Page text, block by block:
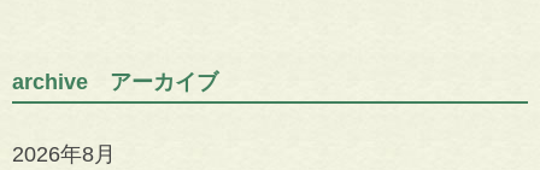
archive アーカイブ
2026年8月